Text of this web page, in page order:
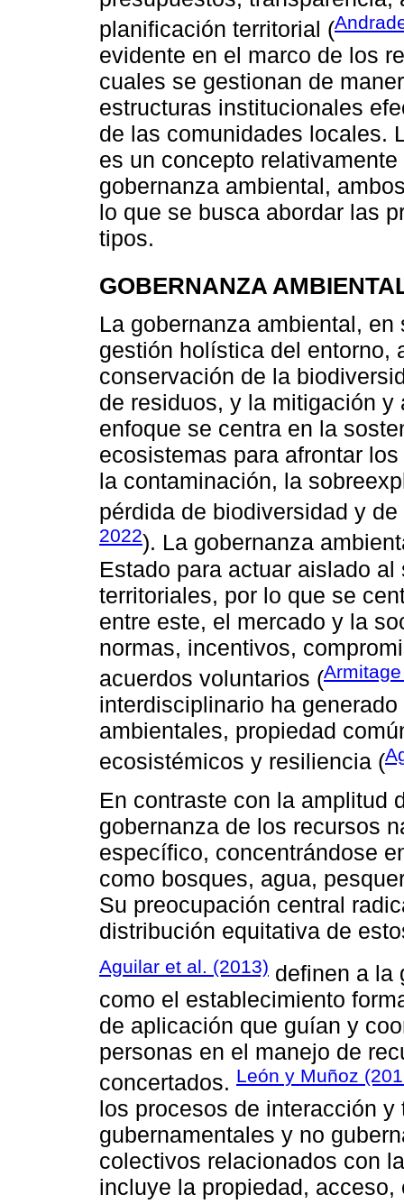
planificación territorial (
evidente en el marco de los
cuales se gestionan de
estructuras institucionales
de las comunidades locales.
es un concepto
gobernanza ambiental,
lo que se busca abordar las
tipos.
GOBERNANZA
La gobernanza ambiental,
gestión holística del entorno,
conservación de la
de residuos, y la mitigación
enfoque se centra en la
ecosistemas para afrontar
la contaminación, la
pérdida de biodiversidad y
2022). La gobernanza
Estado para actuar aislado
territoriales, por lo que se
entre este, el mercado y la
normas, incentivos,
acuerdos voluntarios (
interdisciplinario ha
ambientales, propiedad
ecosistémicos y resiliencia (
En contraste con la amplitud
gobernanza de los recursos
específico, concentrándose
como bosques, agua,
Su preocupación central
distribución equitativa de
Aguilar et al. (2013) definen a la
como el establecimiento
de aplicación que guían y
personas en el manejo de
concertados. León y Muñoz
los procesos de interacción
gubernamentales y no
colectivos relacionados con
incluye la propiedad,